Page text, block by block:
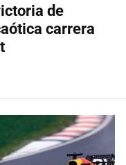
de
carrera